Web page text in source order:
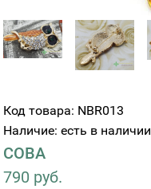
Код товара: NBR013
Наличие: есть в наличии
СОВА
790 руб.